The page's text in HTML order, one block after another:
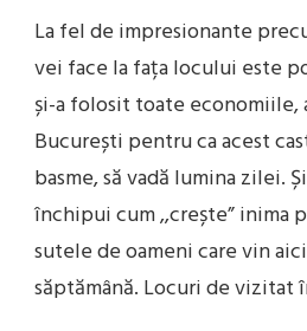
La fel de impresionante
vei face la fața locului este
și-a folosit toate economiile,
București pentru ca acest
basme, să vadă lumina zilei.
închipui cum ,,crește” inima
sutele de oameni care vin
săptămână. Locuri de vizitat